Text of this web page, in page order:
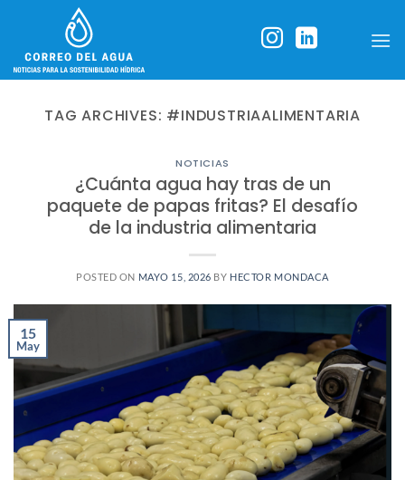
content
TAG ARCHIVES: #INDUSTRIAALIMENTARIA
NOTICIAS
¿Cuánta agua hay tras de un
paquete de papas fritas? El desafío
de la industria alimentaria
POSTED ON MAYO 15, 2026 BY HECTOR MONDACA
15
May